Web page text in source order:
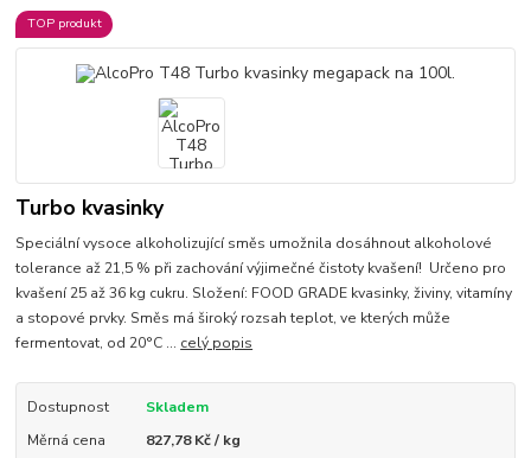
TOP produkt
Turbo kvasinky
Speciální vysoce alkoholizující směs umožnila dosáhnout alkoholové
tolerance až 21,5 % při zachování výjimečné čistoty kvašení! Určeno pro
kvašení 25 až 36 kg cukru. Složení: FOOD GRADE kvasinky, živiny, vitamíny
a stopové prvky. Směs má široký rozsah teplot, ve kterých může
fermentovat, od 20°C ... celý popis
Dostupnost
Skladem
Měrná cena
827,78 Kč / kg